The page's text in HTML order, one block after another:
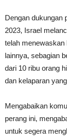
Dengan dukungan
2023, Israel
telah menewaskan
lainnya, sebagian
dari 10 ribu orang
dan kelaparan
Mengabaikan
perang ini,
untuk segera